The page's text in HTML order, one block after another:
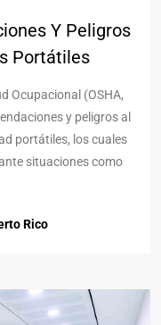
Y Peligros
Portátiles
Ocupacional (OSHA,
y peligros al
portátiles, los cuales
situaciones como
Rico